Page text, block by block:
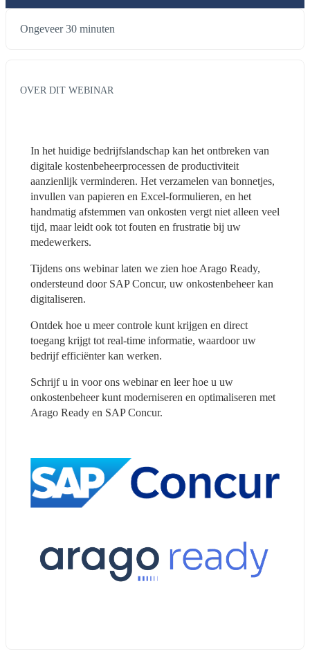
Ongeveer 30 minuten
OVER DIT WEBINAR
In het huidige bedrijfslandschap kan het ontbreken van
digitale kostenbeheerprocessen de productiviteit
aanzienlijk verminderen. Het verzamelen van bonnetjes,
invullen van papieren en Excel-formulieren, en het
handmatig afstemmen van onkosten vergt niet alleen veel
tijd, maar leidt ook tot fouten en frustratie bij uw
medewerkers.
Tijdens ons webinar laten we zien hoe Arago Ready,
ondersteund door SAP Concur, uw onkostenbeheer kan
digitaliseren.
Ontdek hoe u meer controle kunt krijgen en direct
toegang krijgt tot real-time informatie, waardoor uw
bedrijf efficiënter kan werken.
Schrijf u in voor ons webinar en leer hoe u uw
onkostenbeheer kunt moderniseren en optimaliseren met
Arago Ready en SAP Concur.